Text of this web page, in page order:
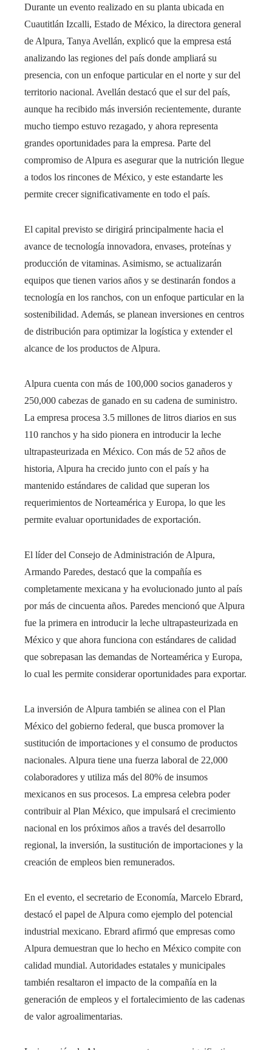
Durante un evento realizado en su planta ubicada en
Cuautitlán Izcalli, Estado de México, la directora general
de Alpura, Tanya Avellán, explicó que la empresa está
analizando las regiones del país donde ampliará su
presencia, con un enfoque particular en el norte y sur del
territorio nacional. Avellán destacó que el sur del país,
aunque ha recibido más inversión recientemente, durante
mucho tiempo estuvo rezagado, y ahora representa
grandes oportunidades para la empresa. Parte del
compromiso de Alpura es asegurar que la nutrición llegue
a todos los rincones de México, y este estandarte les
permite crecer significativamente en todo el país.
El capital previsto se dirigirá principalmente hacia el
avance de tecnología innovadora, envases, proteínas y
producción de vitaminas. Asimismo, se actualizarán
equipos que tienen varios años y se destinarán fondos a
tecnología en los ranchos, con un enfoque particular en la
sostenibilidad. Además, se planean inversiones en centros
de distribución para optimizar la logística y extender el
alcance de los productos de Alpura.
Alpura cuenta con más de 100,000 socios ganaderos y
250,000 cabezas de ganado en su cadena de suministro.
La empresa procesa 3.5 millones de litros diarios en sus
110 ranchos y ha sido pionera en introducir la leche
ultrapasteurizada en México. Con más de 52 años de
historia, Alpura ha crecido junto con el país y ha
mantenido estándares de calidad que superan los
requerimientos de Norteamérica y Europa, lo que les
permite evaluar oportunidades de exportación.
El líder del Consejo de Administración de Alpura,
Armando Paredes, destacó que la compañía es
completamente mexicana y ha evolucionado junto al país
por más de cincuenta años. Paredes mencionó que Alpura
fue la primera en introducir la leche ultrapasteurizada en
México y que ahora funciona con estándares de calidad
que sobrepasan las demandas de Norteamérica y Europa,
lo cual les permite considerar oportunidades para exportar.
La inversión de Alpura también se alinea con el Plan
México del gobierno federal, que busca promover la
sustitución de importaciones y el consumo de productos
nacionales. Alpura tiene una fuerza laboral de 22,000
colaboradores y utiliza más del 80% de insumos
mexicanos en sus procesos. La empresa celebra poder
contribuir al Plan México, que impulsará el crecimiento
nacional en los próximos años a través del desarrollo
regional, la inversión, la sustitución de importaciones y la
creación de empleos bien remunerados.
En el evento, el secretario de Economía, Marcelo Ebrard,
destacó el papel de Alpura como ejemplo del potencial
industrial mexicano. Ebrard afirmó que empresas como
Alpura demuestran que lo hecho en México compite con
calidad mundial. Autoridades estatales y municipales
también resaltaron el impacto de la compañía en la
generación de empleos y el fortalecimiento de las cadenas
de valor agroalimentarias.